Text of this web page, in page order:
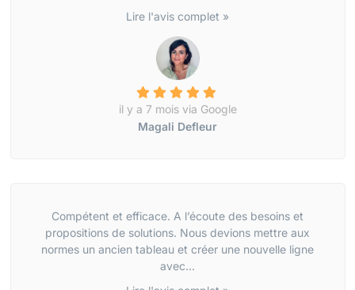
Lire l'avis complet »
il y a 7 mois via Google
Magali Defleur
Compétent et efficace. A l’écoute des besoins et
propositions de solutions. Nous devions mettre aux
normes un ancien tableau et créer une nouvelle ligne
avec...